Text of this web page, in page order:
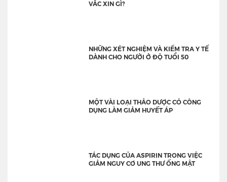
VẮC XIN GÌ?
NHỮNG XÉT NGHIỆM VÀ KIỂM TRA Y TẾ
DÀNH CHO NGƯỜI Ở ĐỘ TUỔI 50
MỘT VÀI LOẠI THẢO DƯỢC CÓ CÔNG
DỤNG LÀM GIẢM HUYẾT ÁP
TÁC DỤNG CỦA ASPIRIN TRONG VIỆC
GIẢM NGUY CƠ UNG THƯ ỐNG MẬT